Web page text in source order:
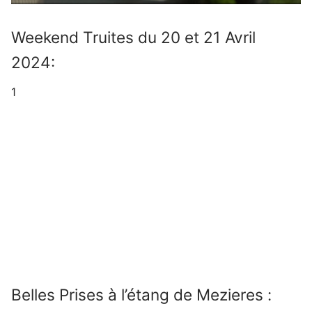
Weekend Truites du 20 et 21 Avril
2024:
1
Belles Prises à l’étang de Mezieres :